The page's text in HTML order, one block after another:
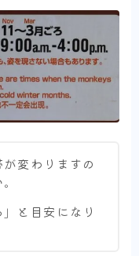
変わりますの
と目安になり